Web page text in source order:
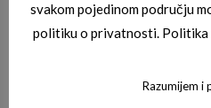
svakom pojedinom području
politiku o privatnosti.
Razumijem i